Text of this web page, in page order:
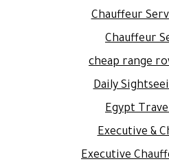
Chauffeur
Chauffeur
cheap range
Daily
Egypt
Executive &
Executive